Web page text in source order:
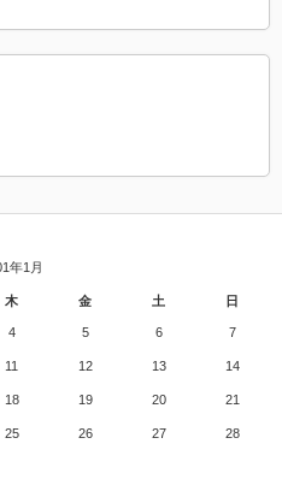
年1月
木 金 土 日
4 5 6 7
11 12 13 14
18 19 20 21
25 26 27 28